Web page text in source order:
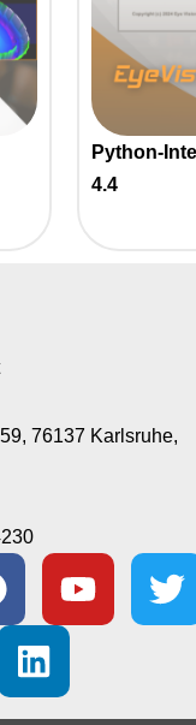
Python-
4.4
76137 Karlsruhe,